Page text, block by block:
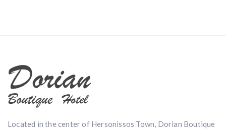
Located in the center of Hersonissos Town, Dorian Boutique